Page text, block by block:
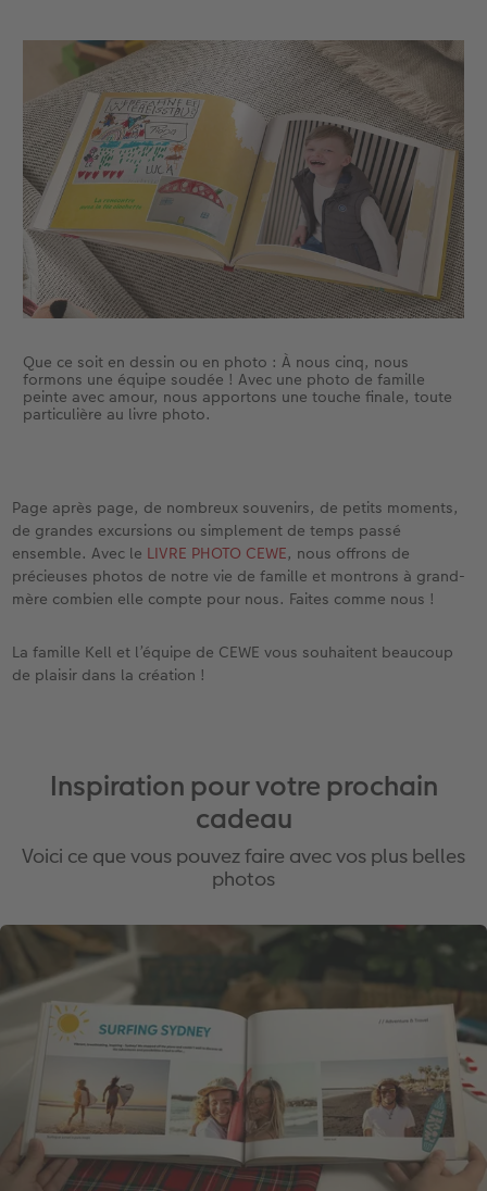
Que ce soit en dessin ou en photo : À nous cinq, nous
formons une équipe soudée ! Avec une photo de famille
peinte avec amour, nous apportons une touche finale, toute
particulière au livre photo.
Page après page, de nombreux souvenirs, de petits moments,
de grandes excursions ou simplement de temps passé
ensemble. Avec le LIVRE PHOTO CEWE, nous offrons de
précieuses photos de notre vie de famille et montrons à grand-
mère combien elle compte pour nous. Faites comme nous !
La famille Kell et l’équipe de CEWE vous souhaitent beaucoup
de plaisir dans la création !
Inspiration pour votre prochain
cadeau
Voici ce que vous pouvez faire avec vos plus belles
photos